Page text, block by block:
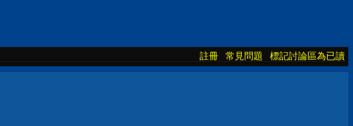
註冊 常見問題 標記討論區為已讀